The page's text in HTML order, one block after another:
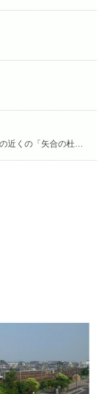
の「矢合の杜」へ。